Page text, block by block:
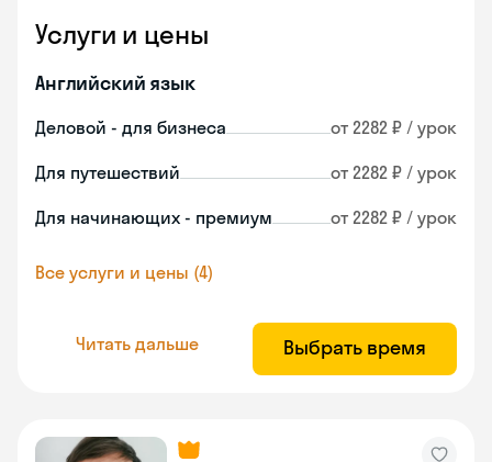
Услуги и цены
Английский язык
Деловой - для бизнеса от 2282 ₽ / урок
Для путешествий от 2282 ₽ / урок
Для начинающих - премиум от 2282 ₽ / урок
Все услуги и цены (4)
Читать дальше Выбрать время